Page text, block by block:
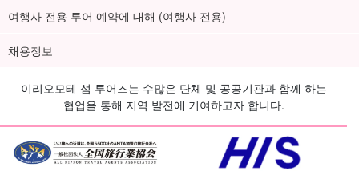
여행사 전용 투어 예약에 대해 (여행사 전용)
채용정보
이리오모테 섬 투어즈는 수많은 단체 및 공공기관과 함께 하는
협업을 통해 지역 발전에 기여하고자 합니다.